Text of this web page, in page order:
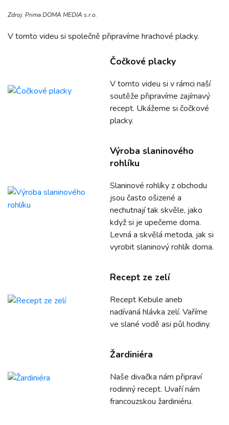
Zdroj: Prima DOMA MEDIA s.r.o.
V tomto videu si společně připravíme hrachové placky.
Čočkové placky
V tomto videu si v rámci naší
soutěže připravíme zajímavý
recept. Ukážeme si čočkové
placky.
Výroba slaninového
rohlíku
Slaninové rohlíky z obchodu
jsou často ošizené a
nechutnají tak skvěle, jako
když si je upečeme doma.
Levná a skvělá metoda, jak si
vyrobit slaninový rohlík doma.
Recept ze zelí
Recept Kebule aneb
nadívaná hlávka zelí. Vaříme
ve slané vodě asi půl hodiny.
Žardiniéra
Naše divačka nám připraví
rodinný recept. Uvaří nám
francouzskou žardiniéru.